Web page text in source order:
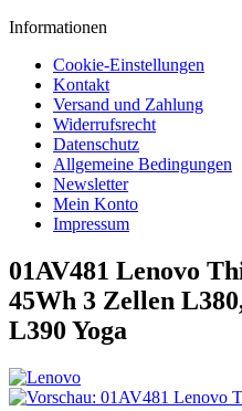
Informationen
Cookie-Einstellungen
Kontakt
Versand und Zahlung
Widerrufsrecht
Datenschutz
Allgemeine Bedingungen
Newsletter
Mein Konto
Impressum
01AV481 Lenovo
45Wh 3 Zellen
L390 Yoga